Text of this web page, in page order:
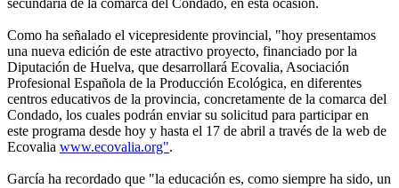
secundaria de la comarca del Condado, en esta ocasión.
Como ha señalado el vicepresidente provincial, "hoy presentamos
una nueva edición de este atractivo proyecto, financiado por la
Diputación de Huelva, que desarrollará Ecovalia, Asociación
Profesional Española de la Producción Ecológica, en diferentes
centros educativos de la provincia, concretamente de la comarca del
Condado, los cuales podrán enviar su solicitud para participar en
este programa desde hoy y hasta el 17 de abril a través de la web de
Ecovalia www.ecovalia.org".
García ha recordado que "la educación es, como siempre ha sido, un